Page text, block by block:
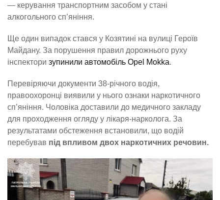
— керування транспортним засобом у стані
алкогольного сп’яніння.
Ще один випадок стався у Козятині на вулиці Героїв
Майдану. За порушення правил дорожнього руху
інспектори зупинили автомобіль Opel Mokka.
Перевіряючи документи 38-річного водія,
правоохоронці виявили у нього ознаки наркотичного
сп’яніння. Чоловіка доставили до медичного закладу
для проходження огляду у лікаря-нарколога. За
результатами обстеження встановили, що водій
перебував під впливом двох наркотичних речовин.